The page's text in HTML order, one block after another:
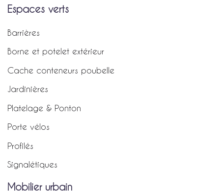
Espaces verts
Barrières
Borne et potelet extérieur
Cache conteneurs poubelle
Jardinières
Platelage & Ponton
Porte vélos
Profilés
Signalétiques
Mobilier urbain